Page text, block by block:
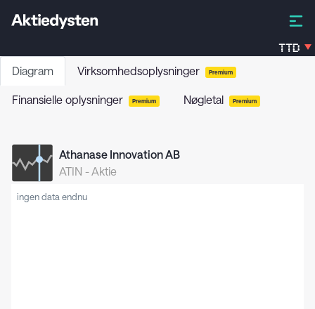
TTD
Diagram Virksomhedsoplysninger Premium
Finansielle oplysninger Premium Nøgletal Premium
Athanase Innovation AB
ATIN -Aktie
ingen data endnu